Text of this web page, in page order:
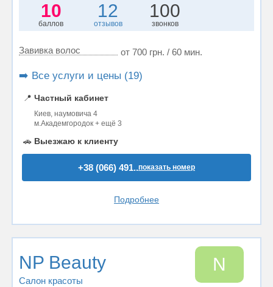
10
баллов
12
отзывов
100
звонков
Завивка волос от 700 грн. / 60 мин.
➡️ Все услуги и цены (19)
📍 Частный кабинет
Киев, наумовича 4
м.Академгородок + ещё 3
🚗 Выезжаю к клиенту
+38 (066) 491..показать номер
Подробнее
NP Beauty
Салон красоты
N